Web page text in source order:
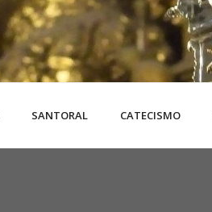
SANTORAL CATECISMO